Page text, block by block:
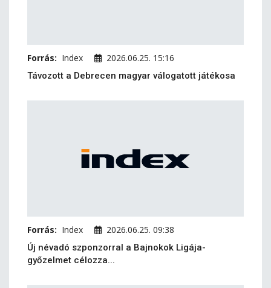
Forrás: Index 2026.06.25. 15:16
Távozott a Debrecen magyar válogatott játékosa
Forrás: Index 2026.06.25. 09:38
Új névadó szponzorral a Bajnokok Ligája-
győzelmet célozza...